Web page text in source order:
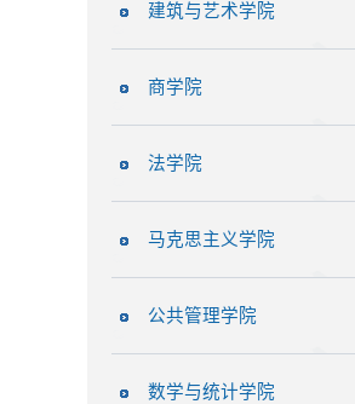
建筑与艺术学院
商学院
法学院
马克思主义学院
公共管理学院
数学与统计学院